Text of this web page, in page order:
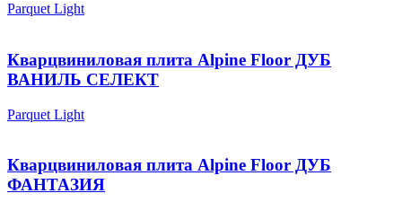
Parquet Light
Кварцвиниловая плита Alpine Floor ДУБ
ВАНИЛЬ СЕЛЕКТ
Parquet Light
Кварцвиниловая плита Alpine Floor ДУБ
ФАНТАЗИЯ